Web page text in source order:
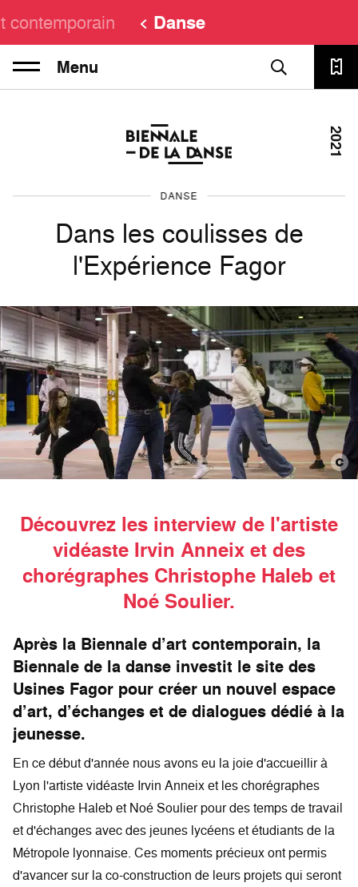
contemporain Danse
Menu
DANSE
Dans les coulisses de
l'Expérience Fagor
2021
Découvrez les interview de l'artiste
vidéaste Irvin Anneix et des
chorégraphes Christophe Haleb et
Noé Soulier.
Après la Biennale d’art contemporain, la
Biennale de la danse investit le site des
Usines Fagor pour créer un nouvel espace
d’art, d’échanges et de dialogues dédié à la
jeunesse.
En ce début d'année nous avons eu la joie d'accueillir à
Lyon l'artiste vidéaste Irvin Anneix et les chorégraphes
Christophe Haleb et Noé Soulier pour des temps de travail
et d'échanges avec des jeunes lycéens et étudiants de la
Métropole lyonnaise. Ces moments précieux ont permis
d'avancer sur la co-construction de leurs projets qui seront